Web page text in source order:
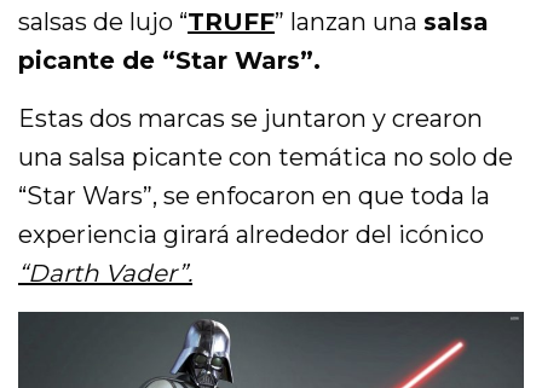
salsas de lujo “TRUFF” lanzan una salsa
picante de “Star Wars”.
Estas dos marcas se juntaron y crearon
una salsa picante con temática no solo de
“Star Wars”, se enfocaron en que toda la
experiencia girará alrededor del icónico
“Darth Vader”.